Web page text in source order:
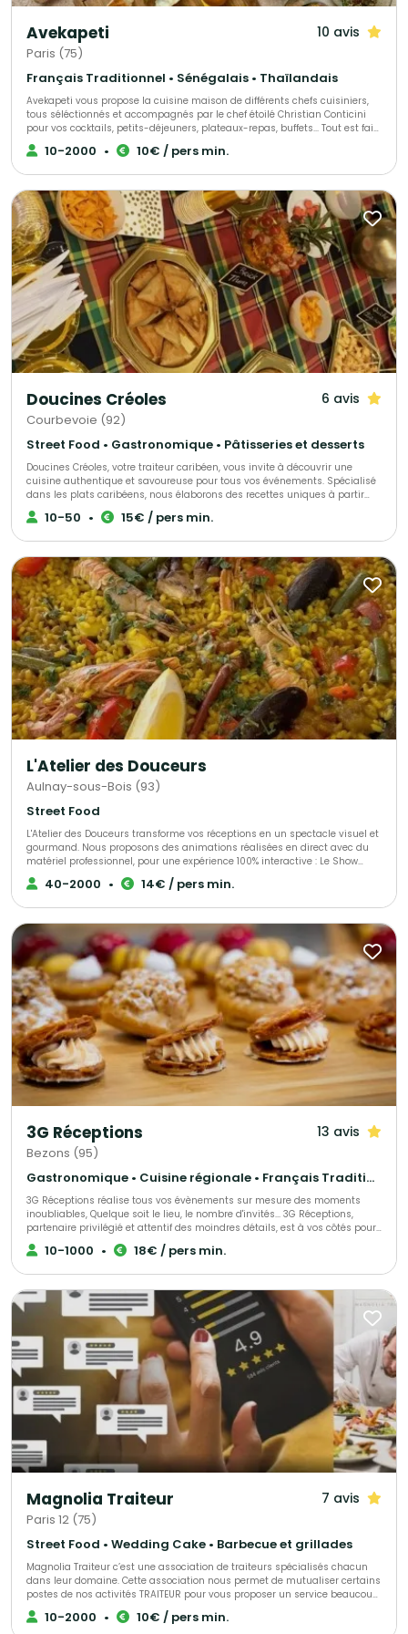
Avekapeti 10 avis
Paris (75)
Français Traditionnel • Sénégalais • Thaïlandais
Avekapeti vous propose la cuisine maison de différents chefs cuisiniers,
tous séléctionnés et accompagnés par le chef étoilé Christian Conticini
pour vos cocktails, petits-déjeuners, plateaux-repas, buffets... Tout est fait
maison, avec des produits frais, de saison livré en contenants
réutilisables 0 déchet ou recyclables en véhicules éléctriques. Du buffet
et votre budget !
10-2000 • 10€ / pers min.
Doucines Créoles 6 avis
Courbevoie (92)
Street Food • Gastronomique • Pâtisseries et desserts
Doucines Créoles, votre traiteur caribéen, vous invite à découvrir une
cuisine authentique et savoureuse pour tous vos événements. Spécialisé
dans les plats caribéens, nous élaborons des recettes uniques à partir
d’ingrédients de qualité, alliant savoir-faire et tradition. Offrez à vos
convives une expérience culinaire inoubliable avec nos mets
10-50 • 15€ / pers min.
L'Atelier des Douceurs
Aulnay-sous-Bois (93)
Street Food
L'Atelier des Douceurs transforme vos réceptions en un spectacle visuel et
gourmand. Nous proposons des animations réalisées en direct avec du
matériel professionnel, pour une expérience 100% interactive : Le Show
Sucré : Stands de crêpes artisanales et de barbe à papa, pour une touche
ludique qui ravit petits et grands. Le Salé Convivial : Des formules
les publics, des mariages intimistes aux grands événements d'entreprise
ou municipaux. Notre engagement : La fraîcheur du "Fait Maison" alliée à
la magie du direct. Mobilité & Autonomie : Une équipe qui se déplace dans
toute l'Île-de-France avec une installation soignée, propre et totalement
autonome. Flexibilité : Plusieurs formules disponibles (sucré, salé,
snacking) proposées soit en prestation forfaitaire, soit en vente directe. En
résumé : Vous apportez la gourmandise, le spectacle visuel et la
convivialité pour tout vos évènements.
40-2000 • 14€ / pers min.
3G Réceptions 13 avis
Bezons (95)
Gastronomique • Cuisine régionale • Français Traditionnel
3G Réceptions réalise tous vos évènements sur mesure des moments
inoubliables, Quelque soit le lieu, le nombre d'invités... 3G Réceptions,
partenaire privilégié et attentif des moindres détails, est à vos côtés pour
organiser votre réception, et vous accompagne depuis la conception
jusqu'à la fin de votre événement. Vous voulez de la féérie, de la
10-1000 • 18€ / pers min.
Magnolia Traiteur 7 avis
Paris 12 (75)
Street Food • Wedding Cake • Barbecue et grillades
Magnolia Traiteur c’est une association de traiteurs spécialisés chacun
dans leur domaine. Cette association nous permet de mutualiser certains
postes de nos activités TRAITEUR pour vous proposer un service beaucoup
plus performant à tous les niveaux, LES AVANTAGES pour mieux vous
servir : - Un standard commun pour une réponse immédiate à vos10-2000 • 10€ / pers min.